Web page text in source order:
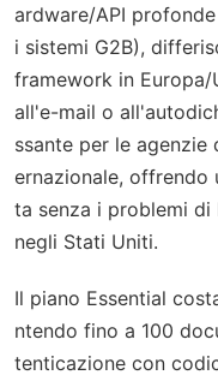
ardware/API
i sistemi G2B),
framework in
all'e-mail o
ssante per le agenzie
ernazionale, offrendo
ta senza i problemi
negli Stati Uniti.
Il piano Essential
ntendo fino a 100
tenticazione con